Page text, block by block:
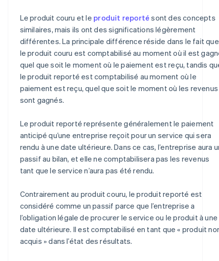
Le produit couru et le produit reporté sont des concepts
similaires, mais ils ont des significations légèrement
différentes. La principale différence réside dans le fait que
le produit couru est comptabilisé au moment où il est
quel que soit le moment où le paiement est reçu, tandis
le produit reporté est comptabilisé au moment où le
paiement est reçu, quel que soit le moment où les revenus
sont gagnés.
Le produit reporté représente généralement le paiement
anticipé qu’une entreprise reçoit pour un service qui sera
rendu à une date ultérieure. Dans ce cas, l’entreprise aura
passif au bilan, et elle ne comptabilisera pas les revenus
tant que le service n’aura pas été rendu.
Contrairement au produit couru, le produit reporté est
considéré comme un passif parce que l’entreprise a
l’obligation légale de procurer le service ou le produit à une
date ultérieure. Il est comptabilisé en tant que « produit
acquis » dans l’état des résultats.